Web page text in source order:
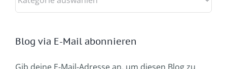
Blog via E-Mail abonnieren